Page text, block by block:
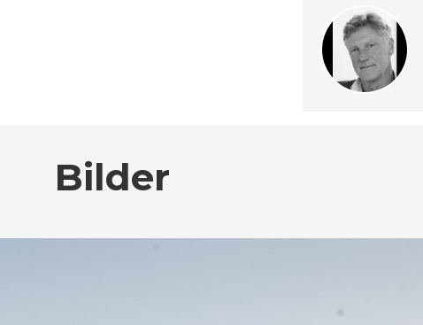
Bilder